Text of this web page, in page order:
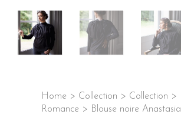
Home > Collection > Collection >
Romance > Blouse noire Anastasia